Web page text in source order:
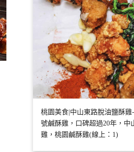
桃園美食|中山東路脫油鹽酥雞
號鹹酥雞，口碑超過20年，中
雞，桃園鹹酥雞(線上：1)